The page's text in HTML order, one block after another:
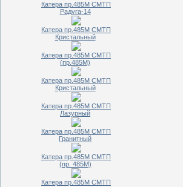
Катера пр.485М СМТП
Радуга-14
Катера пр.485М СМТП
Кристальный
Катера пр.485М СМТП
(пр.485М)
Катера пр.485М СМТП
Кристальный
Катера пр.485М СМТП
Лазурный
Катера пр.485М СМТП
Гранитный
Катера пр.485М СМТП
(пр. 485М)
Катера пр.485М СМТП